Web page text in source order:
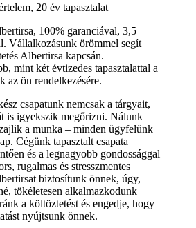
20 év tapasztalat
100% garanciával, 3,5
Vállalkozásunk örömmel segít
Albertirsa kapcsán.
mint két évtizedes tapasztalattal a
az ön rendelkezésére.
csapatunk nemcsak a tárgyait,
is igyekszik megőrizni. Nálunk
a munka – minden ügyfelünk
Cégünk tapasztalt csapata
és a legnagyobb gondossággal
rugalmas és stresszmentes
biztosítunk önnek, úgy,
tökéletesen alkalmazkodunk
a költöztetést és engedje, hogy
nyújtsunk önnek.